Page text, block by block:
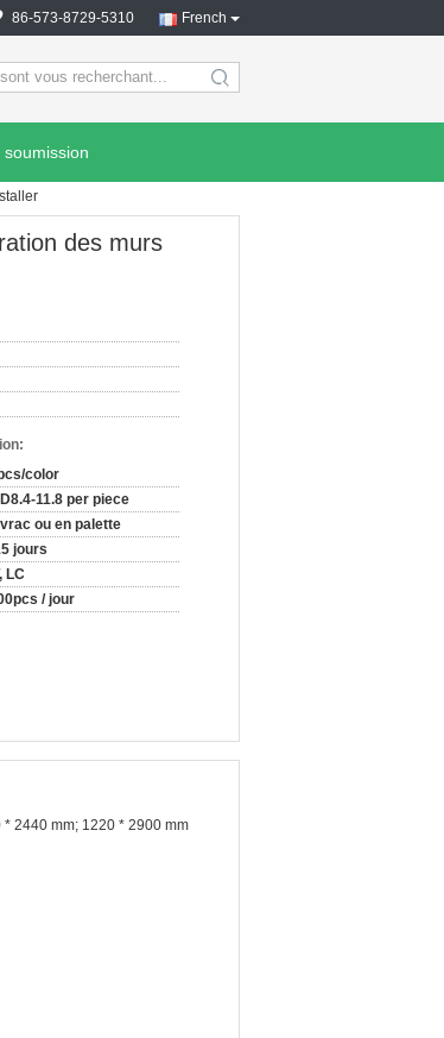
French
86-573-8729-5310
search
des murs
color
11.8 per piece
ou en palette
jours
LC
/ jour
* 2440 mm; 1220 * 2900 mm